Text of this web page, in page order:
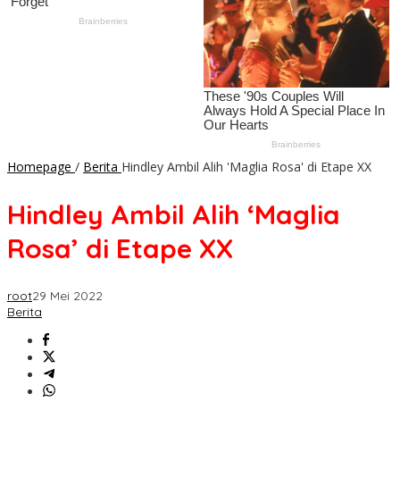
Homepage / Berita Hindley Ambil Alih 'Maglia Rosa' di Etape XX
Hindley Ambil Alih ‘Maglia
Rosa’ di Etape XX
root29 Mei 2022
Berita